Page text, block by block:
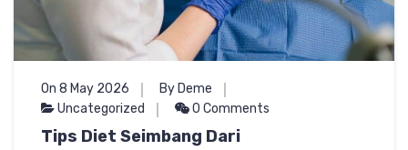
On 8 May 2026
By Deme
Uncategorized
0 Comments
Tips Diet Seimbang Dari